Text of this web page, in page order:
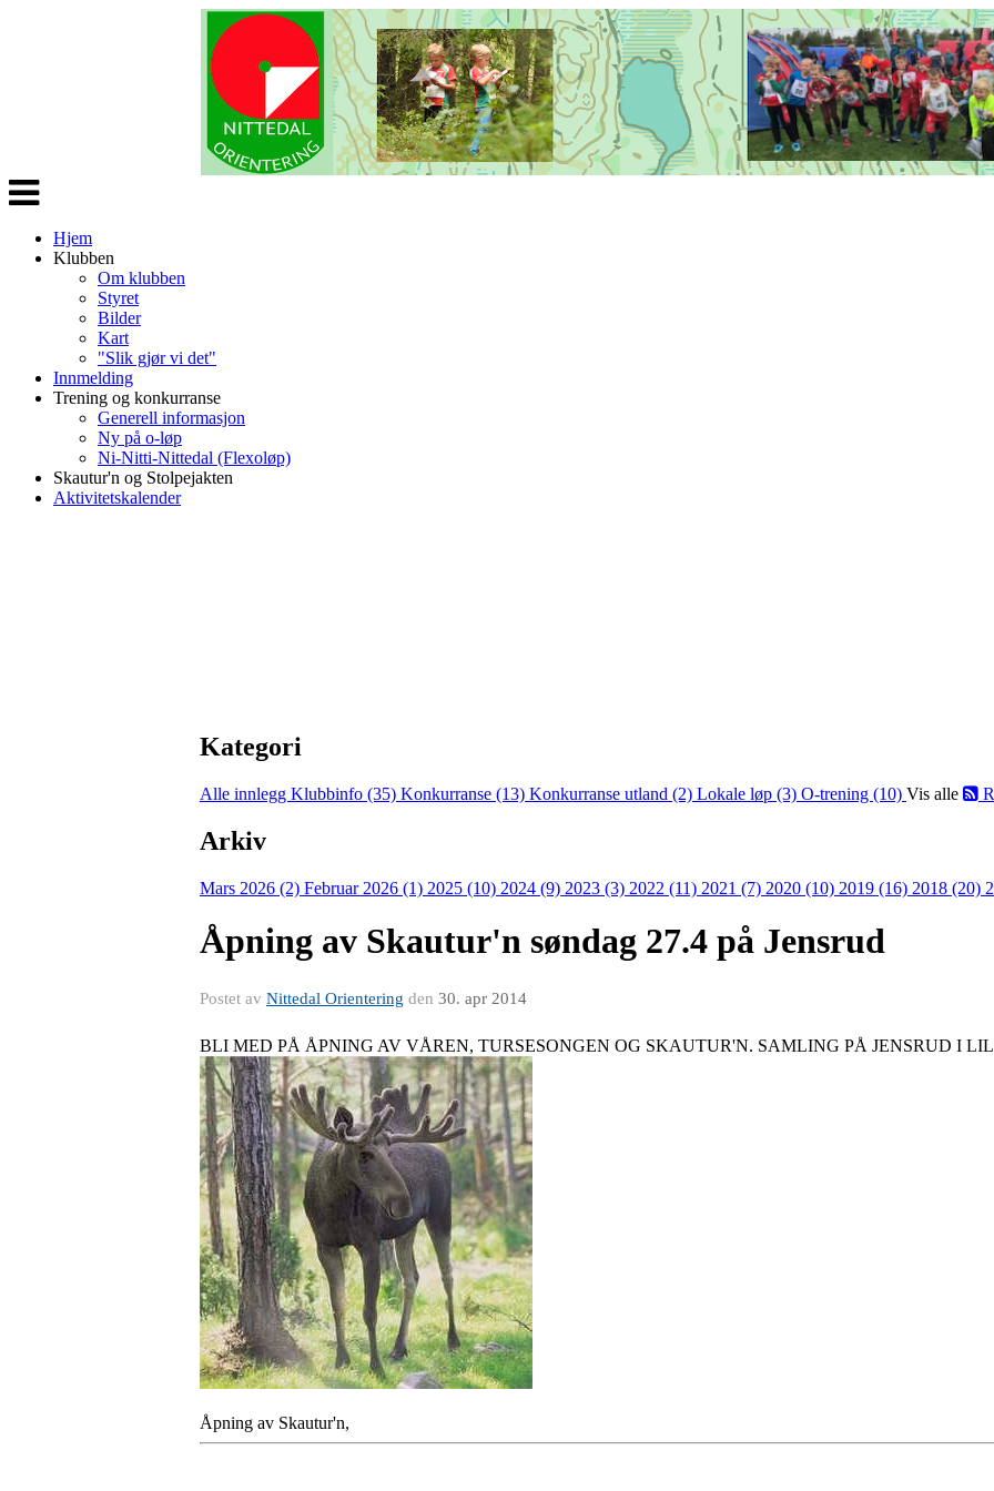
Veksle
navigasjon
Hjem
Klubben
Om klubben
Styret
Bilder
Kart
"Slik gjør vi det"
Innmelding
Trening og konkurranse
Generell informasjon
Ny på o-løp
Ni-Nitti-Nittedal (Flexoløp)
Skautur'n og Stolpejakten
Aktivitetskalender
Kategori
Alle innlegg Klubbinfo (35) Konkurranse (13) Konkurranse utland (2) Lokale løp (3) O-trening (10) Vis alle
Arkiv
Mars 2026 (2) Februar 2026 (1) 2025 (10) 2024 (9) 2023 (3) 2022 (11) 2021 (7) 2020 (10) 2019 (16) 2018 (20)
Åpning av Skautur'n søndag 27.4 på Jensrud
Postet av Nittedal Orientering den 30. apr 2014
BLI MED PÅ ÅPNING AV VÅREN, TURSESONGEN OG SKAUTUR'N. SAMLING PÅ JENSRUD I
Åpning av Skautur'n,